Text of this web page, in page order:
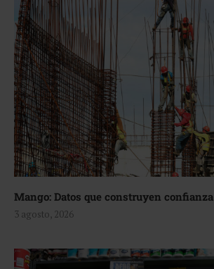
Mango: Datos que construyen confianza
3 agosto, 2026